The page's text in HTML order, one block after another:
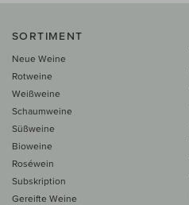
SORTIMENT
Neue Weine
Rotweine
Weißweine
Schaumweine
Süßweine
Bioweine
Roséwein
Subskription
Gereifte Weine